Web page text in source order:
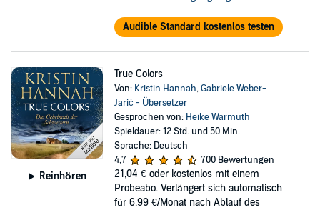
Audible Standard kostenlos testen
Reinhören
True Colors
Von: Kristin Hannah,Gabriele Weber-
Jarić - Übersetzer
Gesprochen von: Heike Warmuth
Spieldauer: 12 Std. und 50 Min.
Sprache: Deutsch
4,7
700 Bewertungen
21,04 € oder kostenlos mit einem
Probeabo. Verlängert sich automatisch
für 6,99 €/Monat nach Ablauf des